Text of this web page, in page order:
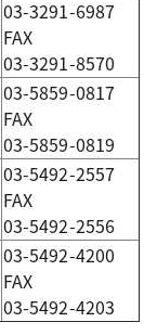
03-3291-6987
FAX
03-3291-8570
03-5859-0817
FAX
03-5859-0819
03-5492-2557
FAX
03-5492-2556
03-5492-4200
FAX
03-5492-4203